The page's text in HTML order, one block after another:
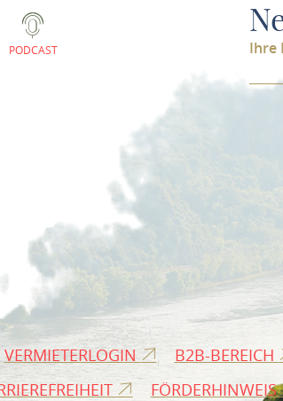
PODCAST Ihre
VERMIETERLOGIN B2B-BEREICH
FÖRDERHINWEIS